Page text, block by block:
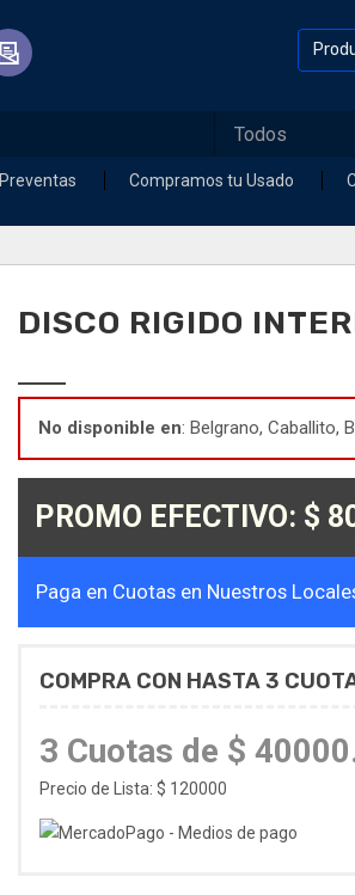
Preventas Compramos tu Usado
DISCO RIGIDO
No disponible en: Belgrano, Caballito,
PROMO EFECTIVO: $
Paga en Cuotas en Nuestros
COMPRA CON HASTA 3
3 Cuotas de $
Precio de Lista: $ 120000